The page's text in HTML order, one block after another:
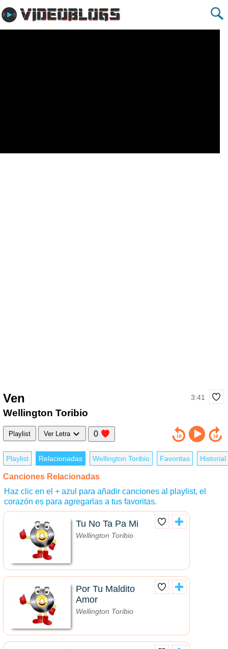
Ven 3:41
Wellington Toribio
Playlist Ver Letra 0
Playlist Relacionadas Wellington Toribio Favoritas Historial
Canciones Relacionadas
Haz clic en el + azul para añadir canciones al playlist, el
corazón es para agregarlas a tus favoritas.
Tu No Ta Pa Mi
Wellington Toribio
Por Tu Maldito
Amor
Wellington Toribio